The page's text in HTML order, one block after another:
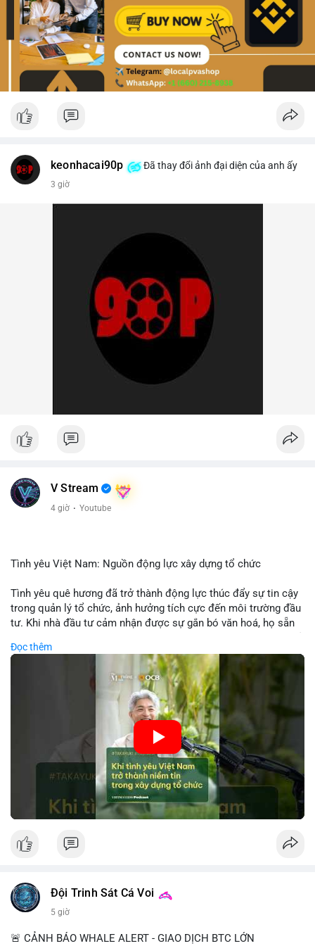
keonhacai90p Đã thay đổi ảnh đại diện của anh ấy
3 giờ
V Stream
4 giờ · Youtube
Tình yêu Việt Nam: Nguồn động lực xây dựng tổ chức
Tình yêu quê hương đã trở thành động lực thúc đẩy sự tin cậy
trong quản lý tổ chức, ảnh hưởng tích cực đến môi trường đầu
tư. Khi nhà đầu tư cảm nhận được sự gắn bó văn hoá, họ sẵn
các công ty blockchain và tiền mã hoá. Sự tăng cường niềm
tin này giúp giảm rủi ro thị trường, cải thiện chi phí vốn và thúc
đẩy sự phát triển bền vững của ngành công nghệ tài chính. Các
nhà quản lý cần khai thác tinh thần này để xây dựng chiến lược
phát triển bền vững và thu hút vốn đầu tư.
🎥 Xem video trực tiếp tại:
Nguồn: VIETSUCCESS
Đọc thêm
Đội Trinh Sát Cá Voi
5 giờ
🚨 CẢNH BÁO WHALE ALERT - GIAO DỊCH BTC LỚN